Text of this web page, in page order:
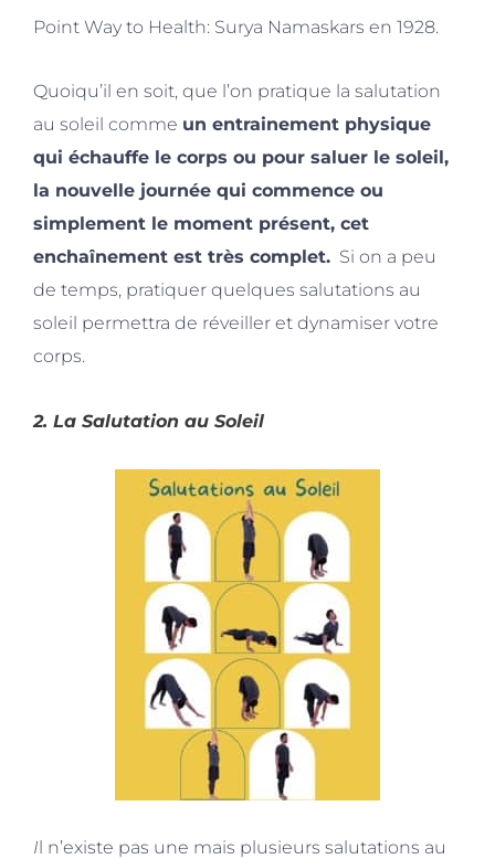
Point Way to Health: Surya Namaskars en 1928.
Quoiqu’il en soit, que l’on pratique la salutation
au soleil comme un entrainement physique
qui échauffe le corps ou pour saluer le soleil,
la nouvelle journée qui commence ou
simplement le moment présent, cet
enchaînement est très complet. Si on a peu
de temps, pratiquer quelques salutations au
soleil permettra de réveiller et dynamiser votre
corps.
2. La Salutation au Soleil
Il n’existe pas une mais plusieurs salutations au